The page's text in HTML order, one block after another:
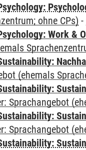
ohne CPs) -
Work &
(ehemals
Sprachangebot
Sprachangebot